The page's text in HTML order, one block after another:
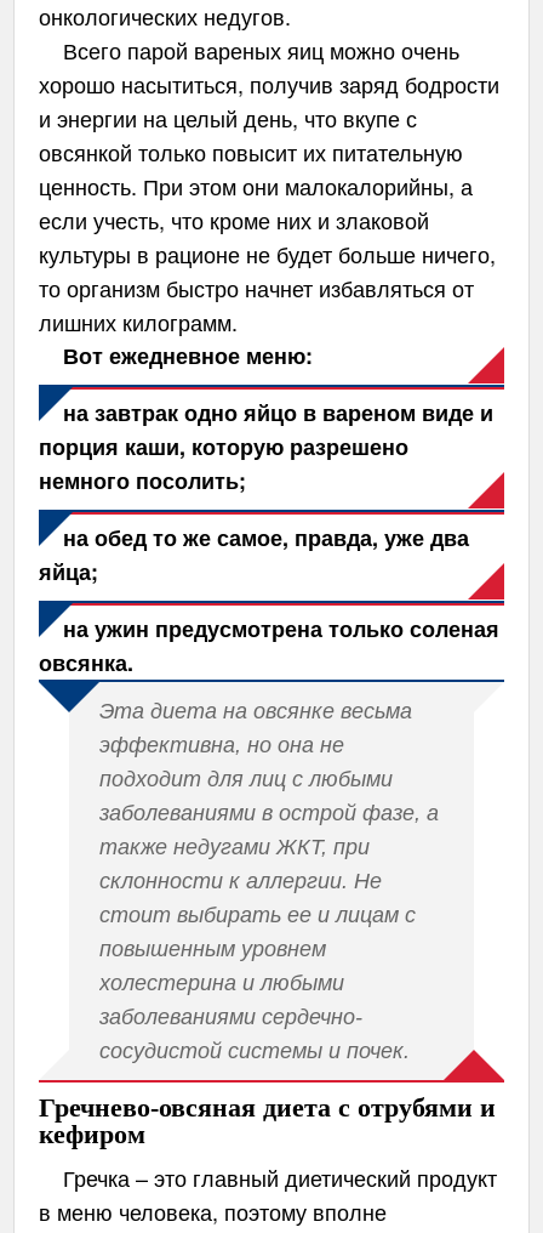
онкологических недугов.
Всего парой вареных яиц можно очень
хорошо насытиться, получив заряд бодрости
и энергии на целый день, что вкупе с
овсянкой только повысит их питательную
ценность. При этом они малокалорийны, а
если учесть, что кроме них и злаковой
культуры в рационе не будет больше ничего,
то организм быстро начнет избавляться от
лишних килограмм.
Вот ежедневное меню:
на завтрак одно яйцо в вареном виде и
порция каши, которую разрешено
немного посолить;
на обед то же самое, правда, уже два
яйца;
на ужин предусмотрена только соленая
овсянка.
Эта диета на овсянке весьма
эффективна, но она не
подходит для лиц с любыми
заболеваниями в острой фазе, а
также недугами ЖКТ, при
склонности к аллергии. Не
стоит выбирать ее и лицам с
повышенным уровнем
холестерина и любыми
заболеваниями сердечно-
сосудистой системы и почек.
Гречнево-овсяная диета с отрубями и
кефиром
Гречка – это главный диетический продукт
в меню человека, поэтому вполне